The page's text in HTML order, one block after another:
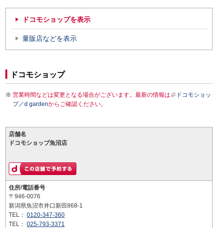
ドコモショップを表示
量販店などを表示
ドコモショップ
営業時間などは変更となる場合がございます。最新の情報は
ドコモショッ
プ／d gardenからご確認ください。
店舗名
ドコモショップ魚沼店
住所/電話番号
〒946-0076
新潟県魚沼市井口新田868-1
TEL： 0120-347-360
TEL： 025-793-3371